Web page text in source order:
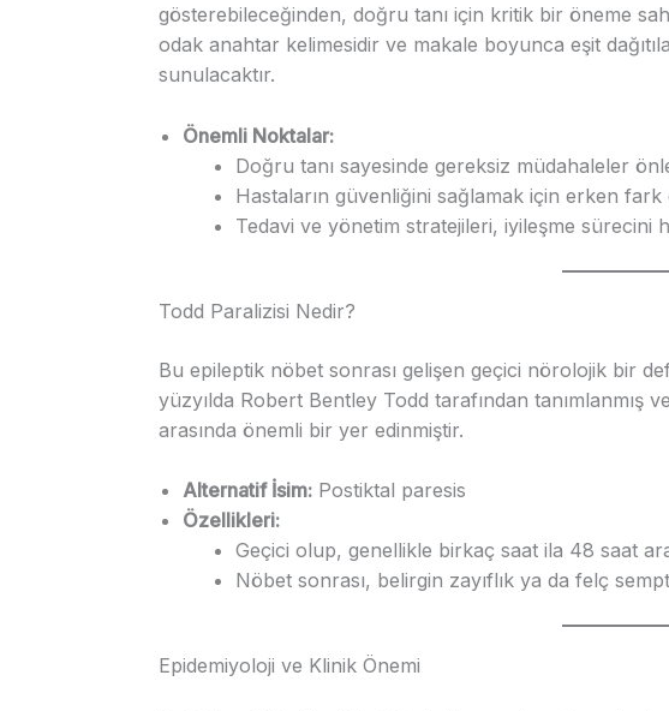
gösterebileceğinden, doğru tanı için kritik bir öneme
odak anahtar kelimesidir ve makale boyunca eşit
sunulacaktır.
Önemli Noktalar:
Doğru tanı sayesinde gereksiz müdahaleler
Hastaların güvenliğini sağlamak için erken fark
Tedavi ve yönetim stratejileri, iyileşme sürecini
Todd Paralizisi Nedir?
Bu epileptik nöbet sonrası gelişen geçici nörolojik bir
yüzyılda Robert Bentley Todd tarafından
arasında önemli bir yer edinmiştir.
Alternatif İsim: Postiktal paresis
Özellikleri:
Geçici olup, genellikle birkaç saat ila 48 saat
Nöbet sonrası, belirgin zayıflık ya da felç
Epidemiyoloji ve Klinik Önemi